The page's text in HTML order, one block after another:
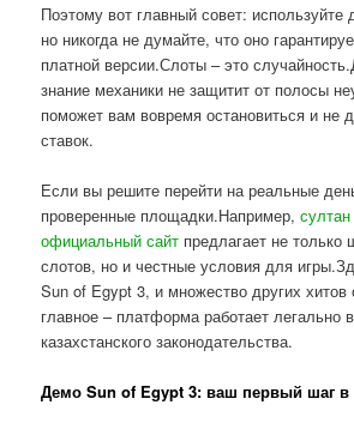
Поэтому вот главный совет:
но никогда не думайте, что оно
платной версии.Слоты – это
знание механики не защитит от полосы
поможет вам вовремя остановиться и не
ставок.
Если вы решите перейти на реальные
проверенные площадки.Например,
официальный сайт предлагает не только
слотов, но и честные условия для
Sun of Egypt 3, и множество других
главное – платформа работает легально
казахстанского законодательства.
Демо Sun of Egypt 3: ваш первый шаг